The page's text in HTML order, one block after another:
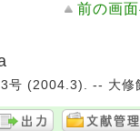
前の画
号 (2004.3). -- 大